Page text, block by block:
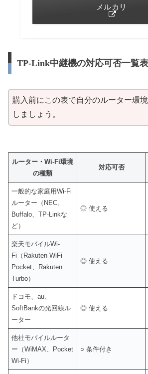
メルカリ
TP-Link中継機の対応可否一覧表
購入前にこの表で自分のルーター環
しましょう。
ルーター・Wi-Fi環境
の種類
対応可否
一般的な家庭用Wi-Fi
ルーター（NEC、
Buffalo、TP-Linkな
ど）
◎ 使える
楽天モバイルWi-
Fi（Rakuten WiFi
Pocket、Rakuten
Turbo）
◎ 使える
ドコモ、au、
SoftBankの光回線ル
ーター
◎ 使える
他社モバイルルータ
ー（WiMAX、Pocket
Wi-Fi）
○ 条件付き